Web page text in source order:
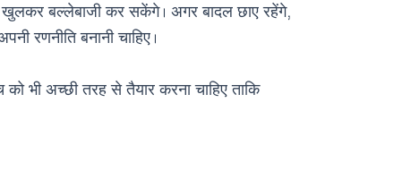
खुलकर बल्लेबाजी कर सकेंगे। अगर बादल छाए रहेंगे,
रणनीति बनानी चाहिए।
भी अच्छी तरह से तैयार करना चाहिए ताकि